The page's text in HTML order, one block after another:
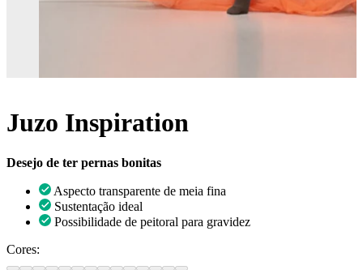
Juzo Inspiration
Desejo de ter pernas bonitas
Aspecto transparente de meia fina
Sustentação ideal
Possibilidade de peitoral para gravidez
Cores: